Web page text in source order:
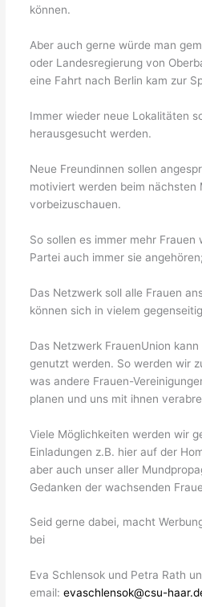
können.
Aber auch gerne würde man
oder Landesregierung von
eine Fahrt nach Berlin kam zur
Immer wieder neue Lokalitäten
herausgesucht werden.
Neue Freundinnen sollen
motiviert werden beim nächsten
vorbeizuschauen.
So sollen es immer mehr Frauen
Partei auch immer sie
Das Netzwerk soll alle Frauen
können sich in vielem
Das Netzwerk FrauenUnion
genutzt werden. So werden wir
was andere Frauen-
planen und uns mit ihnen
Viele Möglichkeiten werden wir
Einladungen z.B. hier auf der
aber auch unser aller
Gedanken der wachsenden
Seid gerne dabei, macht
bei
Eva Schlensok und Petra Rath
email: evaschlensok@csu-